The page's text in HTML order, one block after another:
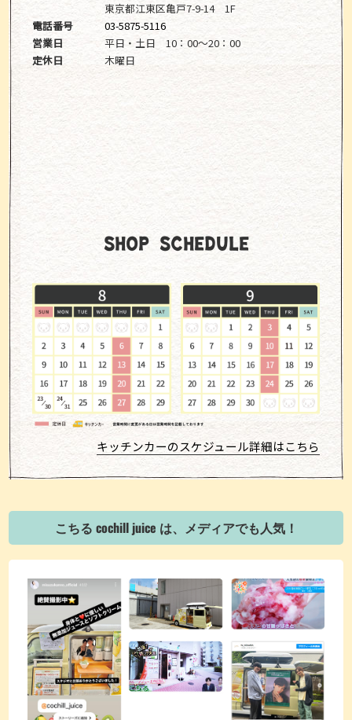
東京都江東区亀戸7-9-14 1F
電話番号
03-5875-5116
営業日
平日・土日 10：00～20：00
定休日
木曜日
SHOP SCHEDULE
キッチンカーのスケジュール詳細はこちら
こちる cochill juice は、メディアでも人気！